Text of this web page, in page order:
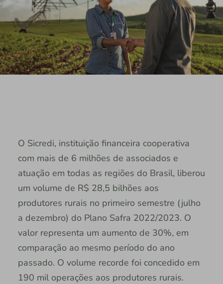
O Sicredi, instituição financeira cooperativa
com mais de 6 milhões de associados e
atuação em todas as regiões do Brasil, liberou
um volume de R$ 28,5 bilhões aos
produtores rurais no primeiro semestre (julho
a dezembro) do Plano Safra 2022/2023. O
valor representa um aumento de 30%, em
comparação ao mesmo período do ano
passado. O volume recorde foi concedido em
190 mil operações aos produtores rurais.